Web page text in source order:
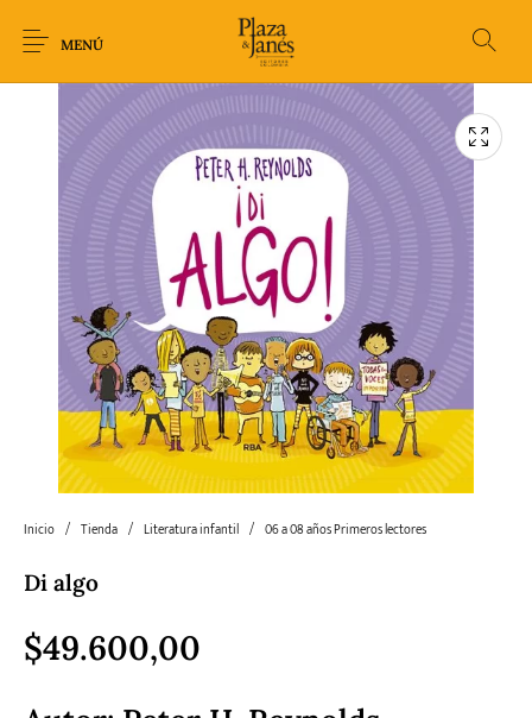
MENÚ
Novedades Arqueología Biografía
Ciencia Crimen Thriller Cuento Ecolibros
Fantasía Ficción Filosofía Gastronomía
Historia Horror
Humor gráfico-
Comic
Literatura infantil
Literatura juvenil
Política Sagas Salud y Bienestar
Inicio / Tienda / Literatura infantil / 06 a 08 años Primeros lectores
Di algo
$49.600,00